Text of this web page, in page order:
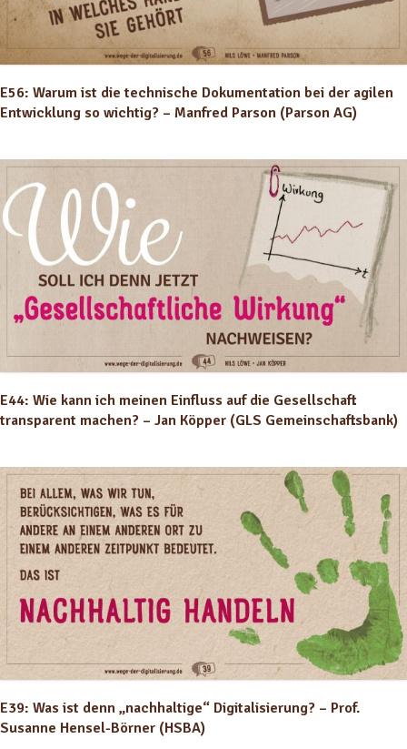
E56: Warum ist die technische Dokumentation bei der agilen
Entwicklung so wichtig? – Manfred Parson (Parson AG)
E44: Wie kann ich meinen Einfluss auf die Gesellschaft
transparent machen? – Jan Köpper (GLS Gemeinschaftsbank)
E39: Was ist denn „nachhaltige“ Digitalisierung? – Prof.
Susanne Hensel-Börner (HSBA)